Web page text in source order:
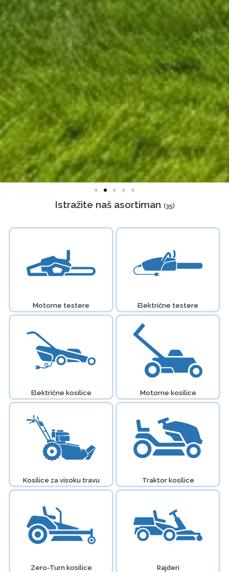
Kosilice za svaki teren
Istražite naš asortiman (35)
Motorne testere Električne testere
Električne kosilice Motorne kosilice
Kosilice za visoku travu Traktor kosilice
Zero-Turn kosilice Rajderi